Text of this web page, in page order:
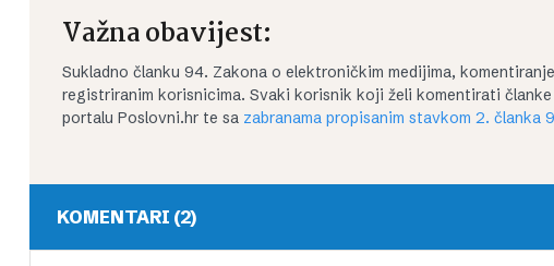
Važna obavijest:
Sukladno članku 94. Zakona o elektroničkim medijima,
registriranim korisnicima. Svaki korisnik koji želi komentirati
portalu Poslovni.hr te sa zabranama propisanim stavkom 2. članka
KOMENTARI (2)